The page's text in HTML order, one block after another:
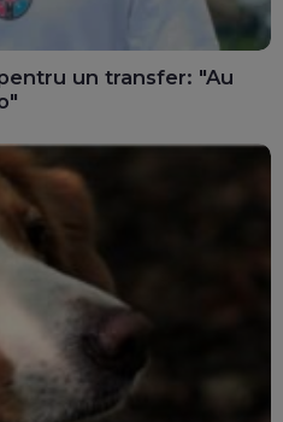
un transfer: "Au